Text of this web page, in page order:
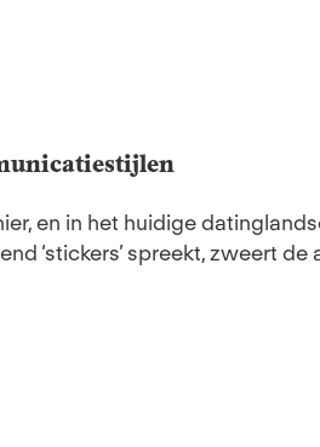
en in het huidige
‘stickers’ spreekt, zweert de